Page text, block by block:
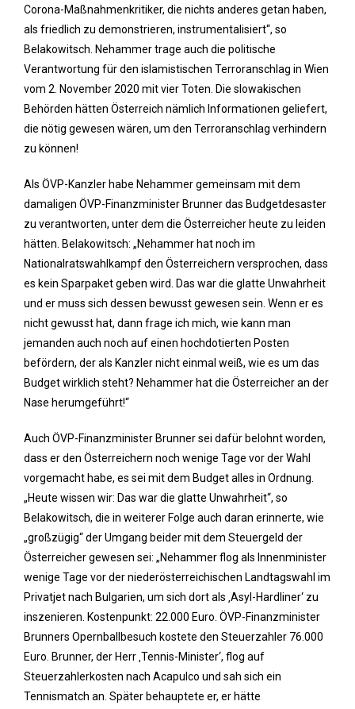
Corona-Maßnahmenkritiker, die nichts anderes getan haben,
als friedlich zu demonstrieren, instrumentalisiert“, so
Belakowitsch. Nehammer trage auch die politische
Verantwortung für den islamistischen Terroranschlag in Wien
vom 2. November 2020 mit vier Toten. Die slowakischen
Behörden hätten Österreich nämlich Informationen geliefert,
die nötig gewesen wären, um den Terroranschlag verhindern
zu können!
Als ÖVP-Kanzler habe Nehammer gemeinsam mit dem
damaligen ÖVP-Finanzminister Brunner das Budgetdesaster
zu verantworten, unter dem die Österreicher heute zu leiden
hätten. Belakowitsch: „Nehammer hat noch im
Nationalratswahlkampf den Österreichern versprochen, dass
es kein Sparpaket geben wird. Das war die glatte Unwahrheit
und er muss sich dessen bewusst gewesen sein. Wenn er es
nicht gewusst hat, dann frage ich mich, wie kann man
jemanden auch noch auf einen hochdotierten Posten
befördern, der als Kanzler nicht einmal weiß, wie es um das
Budget wirklich steht? Nehammer hat die Österreicher an der
Nase herumgeführt!“
Auch ÖVP-Finanzminister Brunner sei dafür belohnt worden,
dass er den Österreichern noch wenige Tage vor der Wahl
vorgemacht habe, es sei mit dem Budget alles in Ordnung.
„Heute wissen wir: Das war die glatte Unwahrheit“, so
Belakowitsch, die in weiterer Folge auch daran erinnerte, wie
„großzügig“ der Umgang beider mit dem Steuergeld der
Österreicher gewesen sei: „Nehammer flog als Innenminister
wenige Tage vor der niederösterreichischen Landtagswahl im
Privatjet nach Bulgarien, um sich dort als ‚Asyl-Hardliner‘ zu
inszenieren. Kostenpunkt: 22.000 Euro. ÖVP-Finanzminister
Brunners Opernballbesuch kostete den Steuerzahler 76.000
Euro. Brunner, der Herr ‚Tennis-Minister‘, flog auf
Steuerzahlerkosten nach Acapulco und sah sich ein
Tennismatch an. Später behauptete er, er hätte